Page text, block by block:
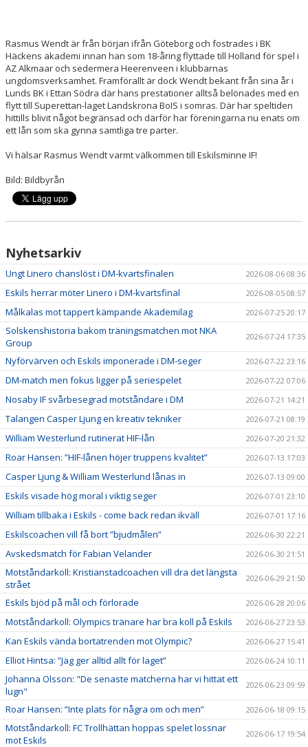
Rasmus Wendt är från början ifrån Göteborg och fostrades i BK
Häckens akademi innan han som 18-åring flyttade till Holland för spel i
AZ Alkmaar och sedermera Heerenveen i klubbarnas
ungdomsverksamhet. Framförallt är dock Wendt bekant från sina år i
Lunds BK i Ettan Södra där hans prestationer alltså belönades med en
flytt till Superettan-laget Landskrona BoIS i somras. Där har speltiden
hittills blivit något begränsad och därför har föreningarna nu enats om
ett lån som ska gynna samtliga tre parter.
Vi hälsar Rasmus Wendt varmt välkommen till Eskilsminne IF!
Bild: Bildbyrån
Nyhetsarkiv
Ungt Linero chanslöst i DM-kvartsfinalen 2026-08-06 08:36
Eskils herrar möter Linero i DM-kvartsfinal 2026-08-05 08:57
Målkalas mot tappert kämpande Akademilag 2026-07-25 20:17
Solskenshistoria bakom träningsmatchen mot NKA
Group
2026-07-24 17:35
Nyförvärven och Eskils imponerade i DM-seger 2026-07-22 23:16
DM-match men fokus ligger på seriespelet 2026-07-22 07:06
Nosaby IF svårbesegrad motståndare i DM 2026-07-21 14:21
Talangen Casper Ljung en kreativ tekniker 2026-07-21 08:19
William Westerlund rutinerat HIF-lån 2026-07-20 21:32
Roar Hansen: ”HIF-lånen höjer truppens kvalitet” 2026-07-13 17:03
Casper Ljung & William Westerlund lånas in 2026-07-13 09:00
Eskils visade hög moral i viktig seger 2026-07-01 23:10
William tillbaka i Eskils - come back redan ikväll 2026-07-01 17:16
Eskilscoachen vill få bort ”bjudmålen” 2026-06-30 22:21
Avskedsmatch för Fabian Velander 2026-06-30 21:51
Motståndarkoll: Kristianstadcoachen vill dra det längsta
strået
2026-06-29 21:50
Eskils bjöd på mål och förlorade 2026-06-28 20:06
Motståndarkoll: Olympics tränare har bra koll på Eskils 2026-06-27 23:53
Kan Eskils vända bortatrenden mot Olympic? 2026-06-27 15:41
Elliot Hintsa: ”Jag ger alltid allt för laget” 2026-06-24 10:11
Johanna Olsson: "De senaste matcherna har vi hittat ett
lugn"
2026-06-23 09:59
Roar Hansen: ”Inte plats för några om och men” 2026-06-18 09:15
Motståndarkoll: FC Trollhättan hoppas spelet lossnar
mot Eskils
2026-06-17 19:54